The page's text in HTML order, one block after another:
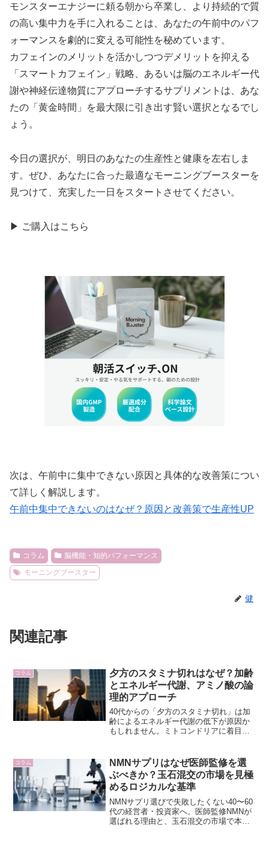
モンスターエナジーに頼る朝から卒業し、より持続的で質
の高い集中力を手に入れることは、あなたの午前中のパフ
ォーマンスを劇的に変える可能性を秘めています。
カフェインのメリットを活かしつつデメリットを抑える
「スマートカフェイン」戦略、あるいは脳のエネルギー代
謝や神経伝達物質にアプローチするサプリメントは、あな
たの「黄金時間」を最大限に引き出す賢い選択となるでし
ょう。
今日の選択が、明日のあなたの生産性と健康を左右しま
す。ぜひ、あなたに合った最適なモーニングブースターを
見つけて、充実した一日をスタートさせてください。
▶ ご購入はこちら
次は、午前中に集中できない原因と具体的な改善策につい
て詳しく解説します。
午前中集中できないのはなぜ？原因と改善策で生産性UP
コラム
脳機能・知的パフォーマンス
モーニングブースター
健
関連記事
コラム
夕方のスタミナ切れはなぜ？加齢
とエネルギー代謝、アミノ酸の論
理的アプローチ
40代からの「夕方のスタミナ切れ」は加
齢によるエネルギー代謝の低下が原因か
もしれません。ミトコンドリアに着目し
します。
コラム
NMNサプリはなぜ医師監修を選
ぶべきか？玉石混交の市場を見極
めるロジカルな基準
NMNサプリ選びで失敗したくない40〜60
代の経営者・投資家へ。医師監修NMNが
選ばれる理由と、玉石混交の市場で本物